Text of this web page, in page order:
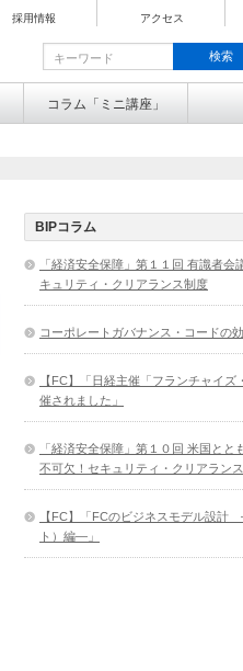
採用情報 アクセス
コラム「ミニ講座」
BIPコラム
「経済安全保障」第１１回 有識者会
キュリティ・クリアランス制度
コーポレートガバナンス・コードの
【FC】「日経主催「フランチャイズ
催されました」
「経済安全保障」第１０回 米国とと
不可欠！セキュリティ・クリアラン
【FC】「FCのビジネスモデル設計
ト）編―」